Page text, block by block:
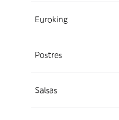
Euroking
Postres
Salsas